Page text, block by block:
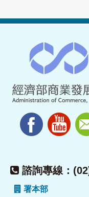
諮詢專線：
署本部